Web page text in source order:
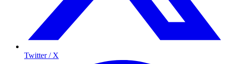
Twitter / X